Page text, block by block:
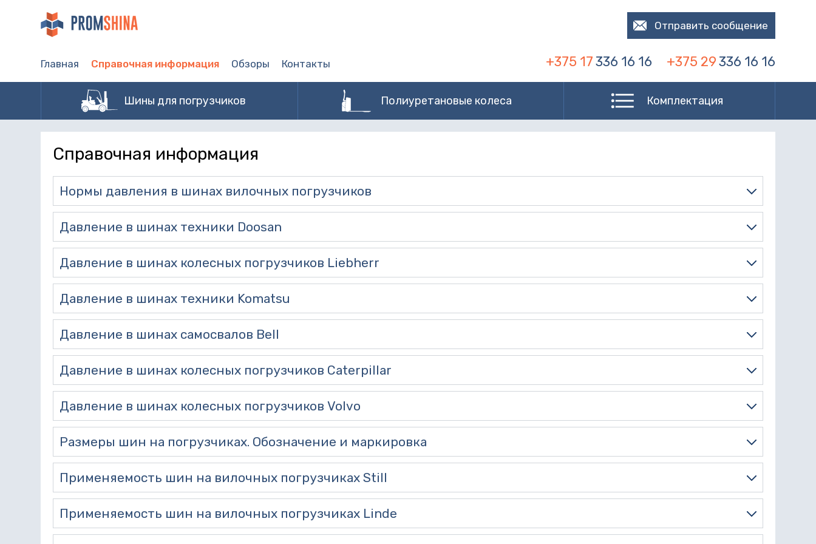
Главная Справочная информация Обзоры Контакты
Отправить сообщение
+375 17336 16 16 +375 29336 16 16
Шины для погрузчиков Полиуретановые колеса Комплектация
Справочная информация
Нормы давления в шинах вилочных погрузчиков
Давление в шинах техники Doosan
Давление в шинах колесных погрузчиков Liebherr
Давление в шинах техники Komatsu
Давление в шинах самосвалов Bell
Давление в шинах колесных погрузчиков Caterpillar
Давление в шинах колесных погрузчиков Volvo
Размеры шин на погрузчиках. Обозначение и маркировка
Применяемость шин на вилочных погрузчиках Still
Применяемость шин на вилочных погрузчиках Linde